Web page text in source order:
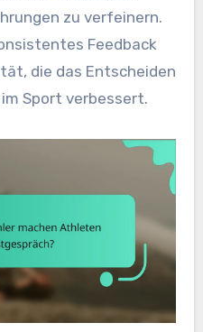
zu verfeinern.
Feedback
die das Entscheiden
Sport verbessert.